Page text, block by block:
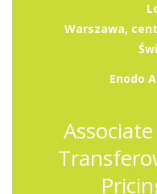
Warszawa,
Enodo